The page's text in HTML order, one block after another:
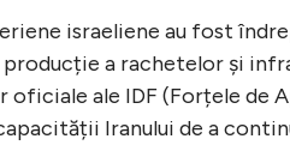
israeliene au fost
producție a rachetelor și
ale IDF (Forțele de
Iranului de a